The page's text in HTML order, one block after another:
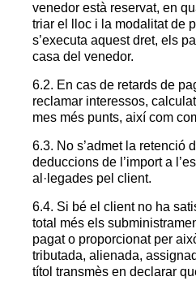
venedor està reservat, en
triar el lloc i la modalitat de
s’executa aquest dret, els
casa del venedor.
6.2. En cas de retards de
reclamar interessos,
mes més punts, així com
6.3. No s’admet la retenció
deduccions de l’import a
al·legades pel client.
6.4. Si bé el client no ha
total més els
pagat o proporcionat per
tributada, alienada,
títol transmès en declarar